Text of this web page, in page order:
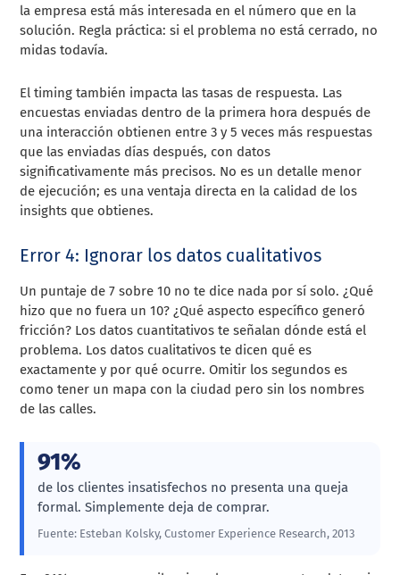
la empresa está más interesada en el número que en la
solución. Regla práctica: si el problema no está cerrado, no
midas todavía.
El timing también impacta las tasas de respuesta. Las
encuestas enviadas dentro de la primera hora después de
una interacción obtienen entre 3 y 5 veces más respuestas
que las enviadas días después, con datos
significativamente más precisos. No es un detalle menor
de ejecución; es una ventaja directa en la calidad de los
insights que obtienes.
Error 4: Ignorar los datos cualitativos
Un puntaje de 7 sobre 10 no te dice nada por sí solo. ¿Qué
hizo que no fuera un 10? ¿Qué aspecto específico generó
fricción? Los datos cuantitativos te señalan dónde está el
problema. Los datos cualitativos te dicen qué es
exactamente y por qué ocurre. Omitir los segundos es
como tener un mapa con la ciudad pero sin los nombres
de las calles.
91%
de los clientes insatisfechos no presenta una queja
formal. Simplemente deja de comprar.
Fuente: Esteban Kolsky, Customer Experience Research, 2013